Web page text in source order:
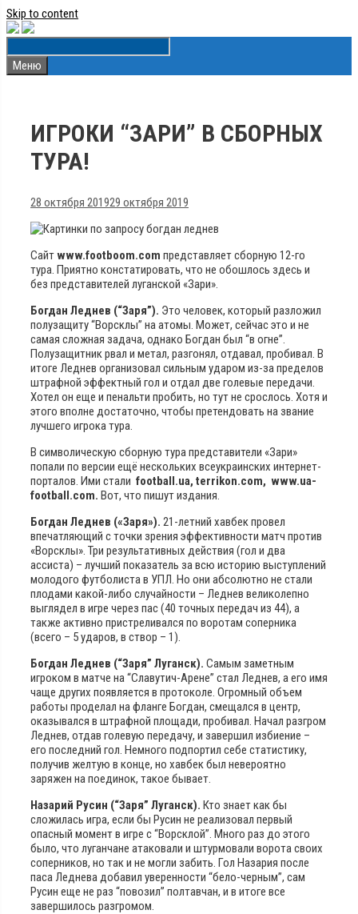
Skip to content
Меню
ИГРОКИ “ЗАРИ” В СБОРНЫХ
ТУРА!
28 октября 201929 октября 2019
Сайтwww.footboom.com представляет сборную 12-го
тура. Приятно констатировать, что не обошлось здесь и
без представителей луганской «Зари».
Богдан Леднев (“Заря”). Это человек, который разложил
полузащиту “Ворсклы” на атомы. Может, сейчас это и не
самая сложная задача, однако Богдан был “в огне”.
Полузащитник рвал и метал, разгонял, отдавал, пробивал. В
итоге Леднев организовал сильным ударом из-за пределов
штрафной эффектный гол и отдал две голевые передачи.
Хотел он еще и пенальти пробить, но тут не срослось. Хотя и
этого вполне достаточно, чтобы претендовать на звание
лучшего игрока тура.
В символическую сборную тура представители «Зари»
попали по версии ещё нескольких всеукраинских интернет-
порталов. Ими стали football.ua, terrikon.com, www.ua-
football.com. Вот, что пишут издания.
Богдан Леднев («Заря»). 21-летний хавбек провел
впечатляющий с точки зрения эффективности матч против
«Ворсклы». Три результативных действия (гол и два
ассиста) – лучший показатель за всю историю выступлений
молодого футболиста в УПЛ. Но они абсолютно не стали
плодами какой-либо случайности – Леднев великолепно
выглядел в игре через пас (40 точных передач из 44), а
также активно пристреливался по воротам соперника
(всего – 5 ударов, в створ – 1).
Богдан Леднев (“Заря” Луганск). Самым заметным
игроком в матче на “Славутич-Арене” стал Леднев, а его имя
чаще других появляется в протоколе. Огромный объем
работы проделал на фланге Богдан, смещался в центр,
оказывался в штрафной площади, пробивал. Начал разгром
Леднев, отдав голевую передачу, и завершил избиение –
его последний гол. Немного подпортил себе статистику,
получив желтую в конце, но хавбек был невероятно
заряжен на поединок, такое бывает.
Назарий Русин (“Заря” Луганск). Кто знает как бы
сложилась игра, если бы Русин не реализовал первый
опасный момент в игре с “Ворсклой”. Много раз до этого
было, что луганчане атаковали и штурмовали ворота своих
соперников, но так и не могли забить. Гол Назария после
паса Леднева добавил уверенности “бело-черным”, сам
Русин еще не раз “повозил” полтавчан, и в итоге все
завершилось разгромом.